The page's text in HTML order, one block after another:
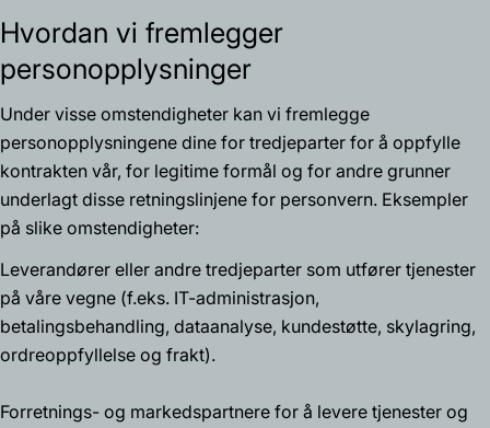
Hvordan vi fremlegger
personopplysninger
Under visse omstendigheter kan vi fremlegge
personopplysningene dine for tredjeparter for å oppfylle
kontrakten vår, for legitime formål og for andre grunner
underlagt disse retningslinjene for personvern. Eksempler
på slike omstendigheter:
Leverandører eller andre tredjeparter som utfører tjenester
på våre vegne (f.eks. IT-administrasjon,
betalingsbehandling, dataanalyse, kundestøtte, skylagring,
ordreoppfyllelse og frakt).
Forretnings- og markedspartnere for å levere tjenester og